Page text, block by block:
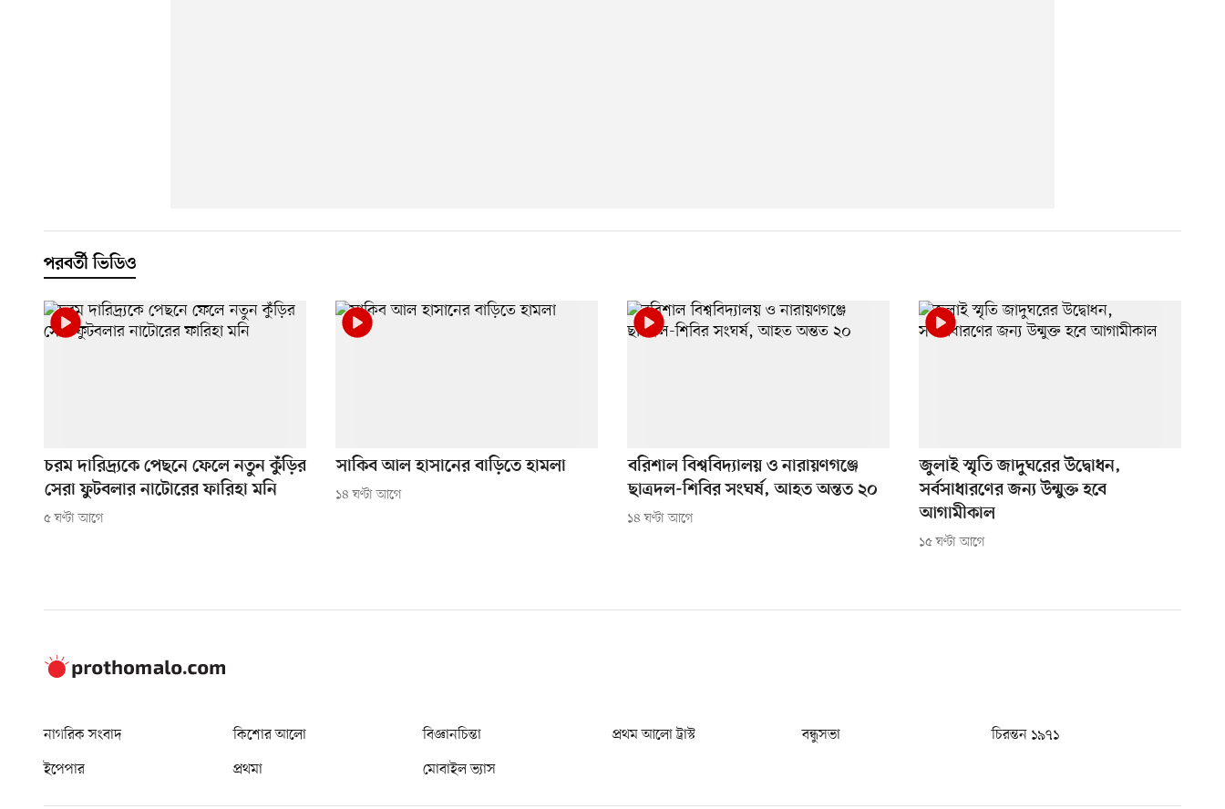
পরবর্তী ভিডিও
চরম দারিদ্র্যকে পেছনে ফেলে নতুন কুঁড়ির
সেরা ফুটবলার নাটোরের ফারিহা মনি
৫ ঘণ্টা আগে
সাকিব আল হাসানের বাড়িতে হামলা
১৪ ঘণ্টা আগে
বরিশাল বিশ্ববিদ্যালয় ও নারায়ণগঞ্জে
ছাত্রদল-শিবির সংঘর্ষ, আহত অন্তত ২০
১৪ ঘণ্টা আগে
জুলাই স্মৃতি জাদুঘরের উদ্বোধন,
সর্বসাধারণের জন্য উন্মুক্ত হবে
আগামীকাল
১৫ ঘণ্টা আগে
নাগরিক সংবাদ কিশোর আলো বিজ্ঞানচিন্তা প্রথম আলো ট্রাস্ট বন্ধুসভা
চিরন্তন ১৯৭১
ইপেপার
প্রথমা মোবাইল ভ্যাস